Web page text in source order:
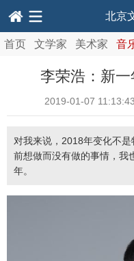
北京
首页 文学家 美术家 音
李荣浩：新
2019-01-07 11:13:43
对我来说，2018年变化不
前想做而没有做的事情，我
年。